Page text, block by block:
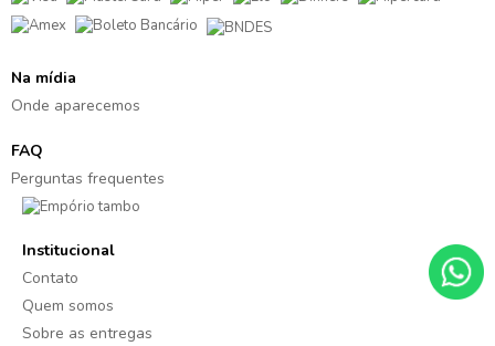
Na mídia
Onde aparecemos
FAQ
Perguntas frequentes
Institucional
Contato
Quem somos
Sobre as entregas